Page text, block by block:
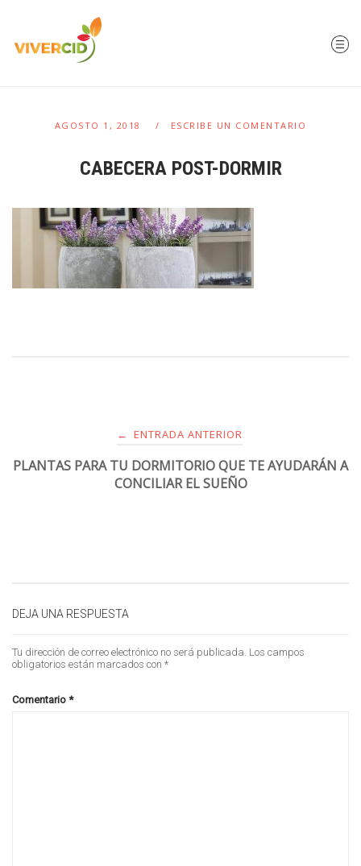
AGOSTO 1, 2018 ESCRIBE UN COMENTARIO
CABECERA POST-DORMIR
← ENTRADA ANTERIOR
PLANTAS PARA TU DORMITORIO QUE TE AYUDARÁN A
CONCILIAR EL SUEÑO
DEJA UNA RESPUESTA
Tu dirección de correo electrónico no será publicada. Los campos
obligatorios están marcados con *
Comentario *